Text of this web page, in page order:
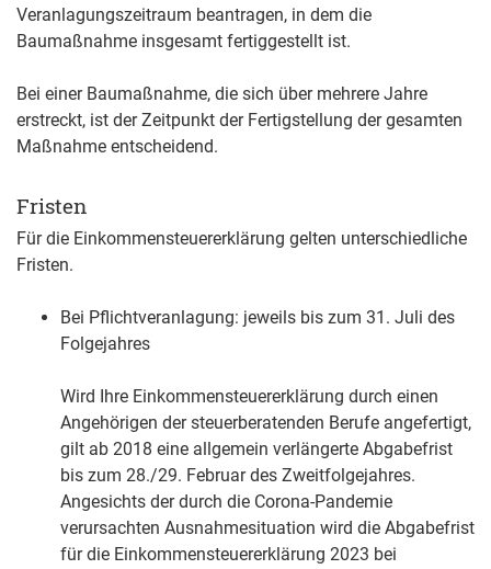
Veranlagungszeitraum beantragen, in dem die
Baumaßnahme insgesamt fertiggestellt ist.
Bei einer Baumaßnahme, die sich über mehrere Jahre
erstreckt, ist der Zeitpunkt der Fertigstellung der gesamten
Maßnahme entscheidend.
Fristen
Für die Einkommensteuererklärung gelten unterschiedliche
Fristen.
Bei Pflichtveranlagung: jeweils bis zum 31. Juli des
Folgejahres
Wird Ihre Einkommensteuererklärung durch einen
Angehörigen der steuerberatenden Berufe angefertigt,
gilt ab 2018 eine allgemein verlängerte Abgabefrist
bis zum 28./29. Februar des Zweitfolgejahres.
Angesichts der durch die Corona-Pandemie
verursachten Ausnahmesituation wird die Abgabefrist
für die Einkommensteuererklärung 2023 bei